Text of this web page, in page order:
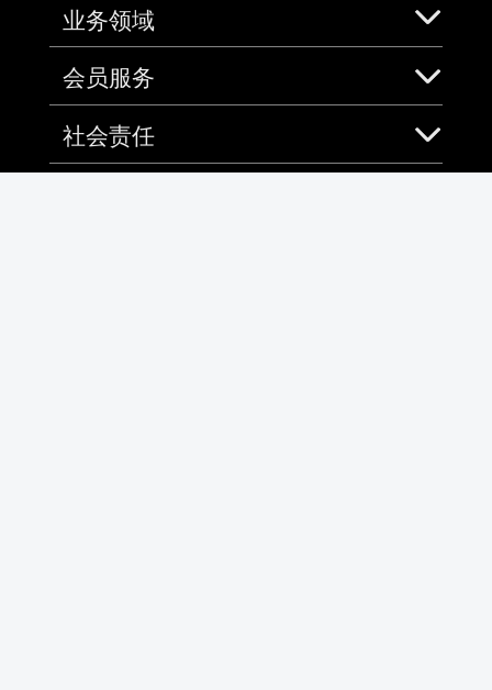
业务领域
会员服务
社会责任